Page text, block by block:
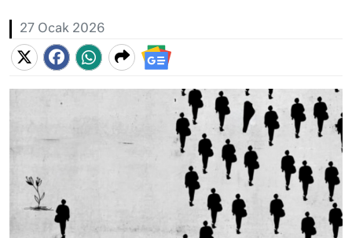
27 Ocak 2026